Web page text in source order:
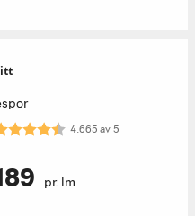
4.7 av 5 mulige
4.665av5
pr. lm